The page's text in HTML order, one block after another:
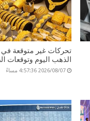
تحركات غير متوقعة في
الذهب اليوم وتوقعات
2026/08/07 4:57:36 مساءً